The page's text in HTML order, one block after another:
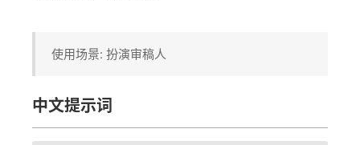
使用场景: 扮演审稿人
中文提示词